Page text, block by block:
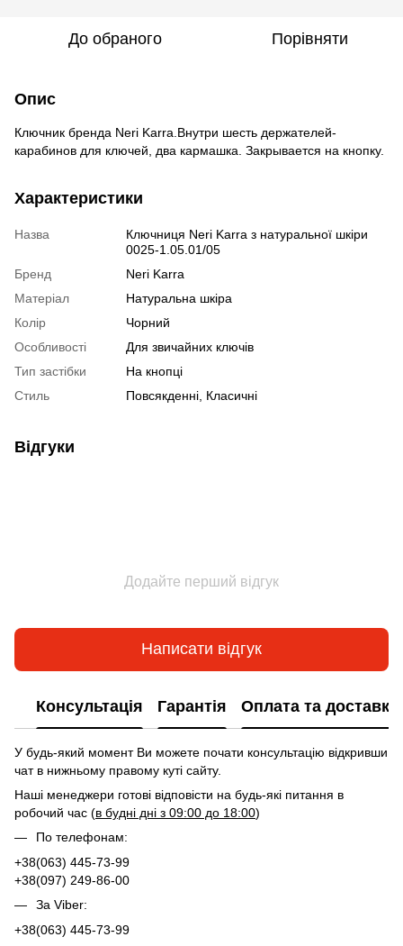
До обраного Порівняти
Опис
Ключник бренда Neri Karra.Внутри шесть держателей-
карабинов для ключей, два кармашка. Закрывается на кнопку.
Характеристики
Назва
Ключниця Neri Karra з натуральної шкіри
0025-1.05.01/05
Бренд
Neri Karra
Матеріал
Натуральна шкіра
Колір
Чорний
Особливості
Для звичайних ключів
Тип застібки
На кнопці
Стиль
Повсякденні, Класичні
Відгуки
Додайте перший відгук
Написати відгук
Консультація Гарантія Оплата та доставка
У будь-який момент Ви можете почати консультацію відкривши
чат в нижньому правому куті сайту.
Наші менеджери готові відповісти на будь-які питання в
робочий час (в будні дні з 09:00 до 18:00)
По телефонам:
+38(063) 445-73-99
+38(097) 249-86-00
За Viber:
+38(063) 445-73-99